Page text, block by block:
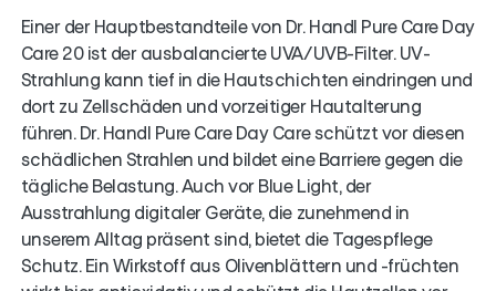
Einer der Hauptbestandteile von Dr. Handl Pure Care Day
Care 20 ist der ausbalancierte UVA/UVB-Filter. UV-
Strahlung kann tief in die Hautschichten eindringen und
dort zu Zellschäden und vorzeitiger Hautalterung
führen. Dr. Handl Pure Care Day Care schützt vor diesen
schädlichen Strahlen und bildet eine Barriere gegen die
tägliche Belastung. Auch vor Blue Light, der
Ausstrahlung digitaler Geräte, die zunehmend in
unserem Alltag präsent sind, bietet die Tagespflege
Schutz. Ein Wirkstoff aus Olivenblättern und -früchten